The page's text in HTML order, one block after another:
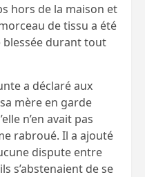
hors de la maison et
de tissu a été
durant tout
a déclaré aux
mère en garde
n’en avait pas
rabroué. Il a ajouté
dispute entre
s’abstenaient de se